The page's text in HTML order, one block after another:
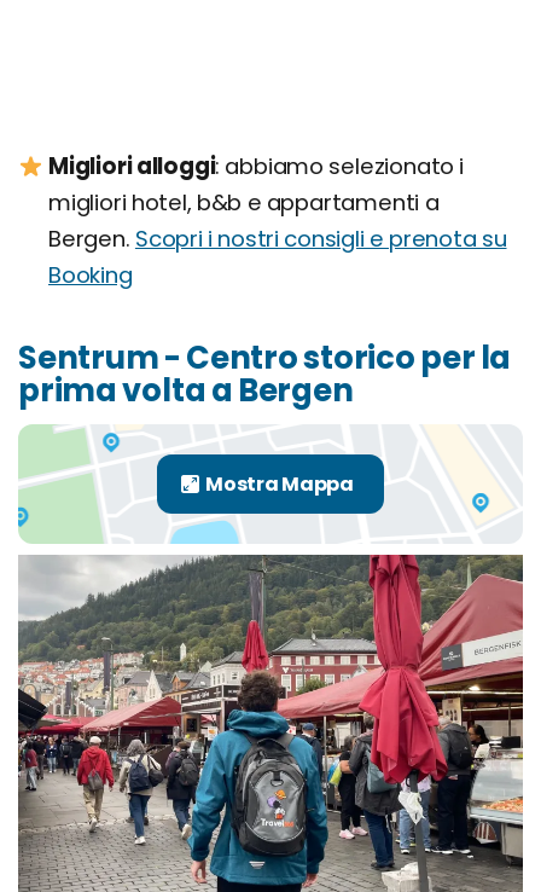
Migliori alloggi: abbiamo selezionato i
migliori hotel, b&b e appartamenti a
Bergen. Scopri i nostri consigli e prenota su
Booking
Sentrum - Centro storico per la
prima volta a Bergen